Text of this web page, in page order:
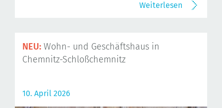
Weiterlesen
NEU: Wohn- und Geschäftshaus in
Chemnitz-Schloßchemnitz
10. April 2026